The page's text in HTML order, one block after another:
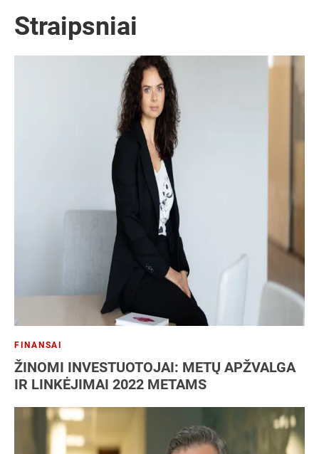
Straipsniai
FINANSAI
ŽINOMI INVESTUOTOJAI: METŲ APŽVALGA
IR LINKĖJIMAI 2022 METAMS